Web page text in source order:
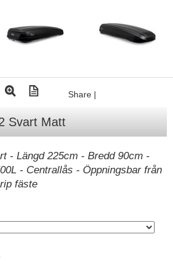
Share |
Svart Matt
- Längd 225cm - Bredd 90cm -
- Centrallås - Öppningsbar från
fäste